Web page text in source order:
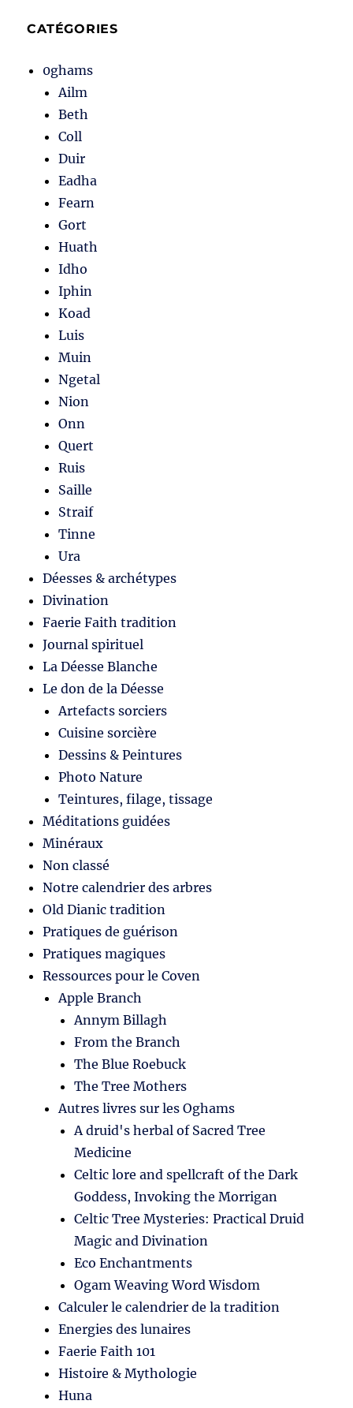
CATÉGORIES
0ghams
Ailm
Beth
Coll
Duir
Eadha
Fearn
Gort
Huath
Idho
Iphin
Koad
Luis
Muin
Ngetal
Nion
Onn
Quert
Ruis
Saille
Straif
Tinne
Ura
Déesses & archétypes
Divination
Faerie Faith tradition
Journal spirituel
La Déesse Blanche
Le don de la Déesse
Artefacts sorciers
Cuisine sorcière
Dessins & Peintures
Photo Nature
Teintures, filage, tissage
Méditations guidées
Minéraux
Non classé
Notre calendrier des arbres
Old Dianic tradition
Pratiques de guérison
Pratiques magiques
Ressources pour le Coven
Apple Branch
Annym Billagh
From the Branch
The Blue Roebuck
The Tree Mothers
Autres livres sur les Oghams
A druid's herbal of Sacred Tree
Medicine
Celtic lore and spellcraft of the Dark
Goddess, Invoking the Morrigan
Celtic Tree Mysteries: Practical Druid
Magic and Divination
Eco Enchantments
Ogam Weaving Word Wisdom
Calculer le calendrier de la tradition
Energies des lunaires
Faerie Faith 101
Histoire & Mythologie
Huna